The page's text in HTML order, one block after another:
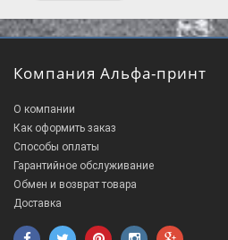
Компания Альфа-принт
О компании
Как оформить заказ
Способы оплаты
Гарантийное обслуживание
Обмен и возврат товара
Доставка